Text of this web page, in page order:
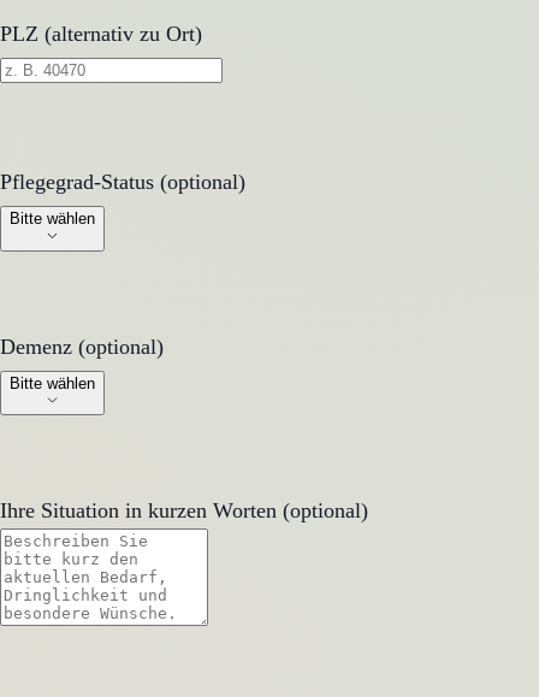
PLZ (alternativ zu Ort)
Pflegegrad-Status (optional)
Pflegegrad-Status (optional)
Bitte wählen
Demenz (optional)
Demenz (optional)
Bitte wählen
Ihre Situation in kurzen Worten (optional)